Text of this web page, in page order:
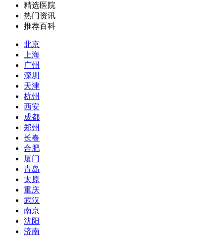
精选医院
热门资讯
推荐百科
北京
上海
广州
深圳
天津
杭州
西安
成都
郑州
长春
合肥
厦门
青岛
太原
重庆
武汉
南京
沈阳
济南